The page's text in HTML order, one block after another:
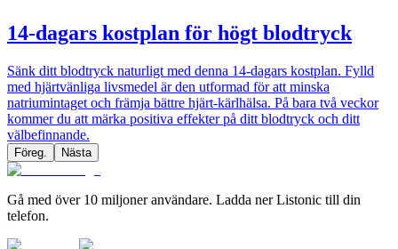
14-dagars kostplan för högt blodtryck
Sänk ditt blodtryck naturligt med denna 14-dagars kostplan. Fylld
med hjärtvänliga livsmedel är den utformad för att minska
natriumintaget och främja bättre hjärt-kärlhälsa. På bara två veckor
kommer du att märka positiva effekter på ditt blodtryck och ditt
välbefinnande.
Föreg. Nästa
Gå med över 10 miljoner användare. Ladda ner Listonic till din
telefon.